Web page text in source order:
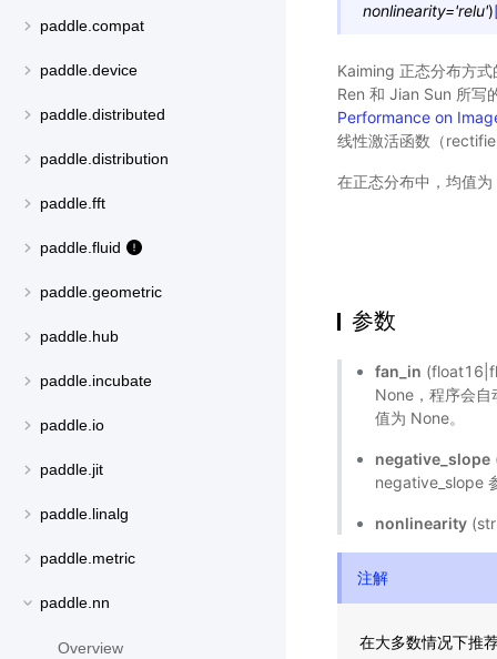
paddle.compat
paddle.device
paddle.distributed
paddle.distribution
paddle.fft
paddle.fluid
paddle.geometric
paddle.hub
paddle.incubate
paddle.io
paddle.jit
paddle.linalg
paddle.metric
paddle.nn
Overview
nonlinearity='relu')
Kaiming 正态分布方
Ren 和 Jian Sun 所写
Performance on
线性激活函数（
在正态分布中，均值
参数
fan_in
None，程序会自
值为 None。
negative_slope
negative_slope
nonlinearity
注解
在大多数情况下推